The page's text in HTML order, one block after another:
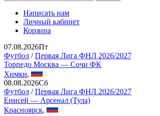
Написать нам
Личный кабинет
Корзина
07.08.2026Пт
Футбол /Первая Лига ФНЛ 2026/2027
Торпедо Москва — Сочи ФК
Химки,
08.08.2026Сб
Футбол /Первая Лига ФНЛ 2026/2027
Енисей — Арсенал (Тула)
Красноярск,